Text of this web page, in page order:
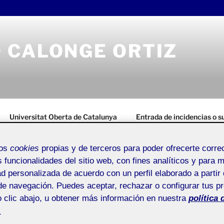
CALONGE ORTIZ
Universitat Oberta de Catalunya Entrada de incidencias o
CALONGE ORTIZ
ejecutivo y aplicación
Buscar
por:
cookies propias y de terceros para poder ofrecerte
funcionalidades del sitio web, con fines analíticos y para
personalizada de acuerdo con un perfil elaborado a partir
navegación. Puedes aceptar, rechazar o configurar tus
clic abajo, u obtener más información en nuestra política